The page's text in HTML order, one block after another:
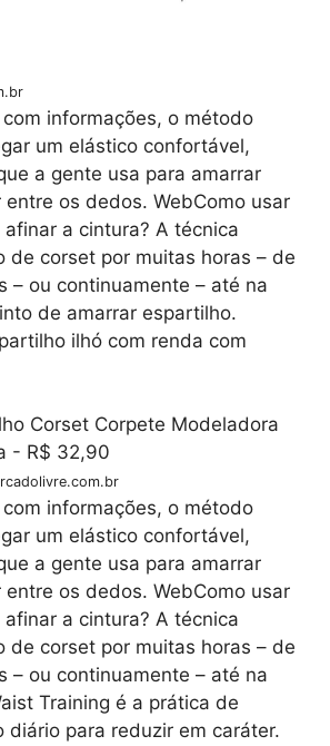
informações, o método
um elástico confortável,
a gente usa para amarrar
entre os dedos. WebComo usar
a cintura? A técnica
de corset por muitas horas – de
– ou continuamente – até na
de amarrar espartilho.
ilhó com renda com
informações, o método
um elástico confortável,
a gente usa para amarrar
entre os dedos. WebComo usar
a cintura? A técnica
de corset por muitas horas – de
– ou continuamente – até na
Training é a prática de
diário para reduzir em caráter.